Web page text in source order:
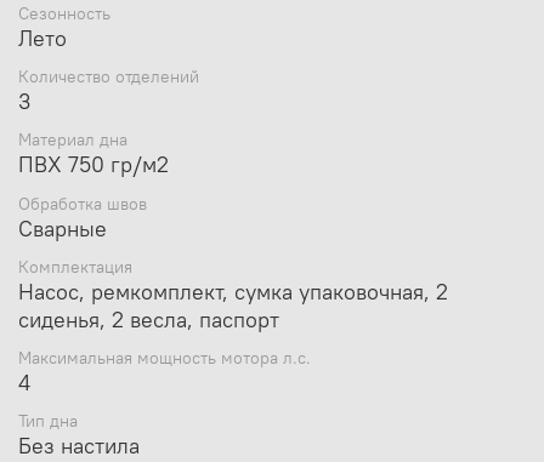
Видео
ЖС (жесткая слань в комплект не
входит):
Сезонность
Лето
Количество отделений
3
Материал дна
ПВХ 750 гр/м2
Обработка швов
Сварные
Комплектация
Насос, ремкомплект, сумка упаковочная, 2
сиденья, 2 весла, паспорт
Максимальная мощность мотора л.с.
4
Тип дна
Без настила